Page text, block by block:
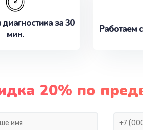
диагностика за 30
мин.
Работаем
20% по